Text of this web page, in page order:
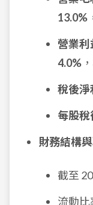
13.0%
營業利
4.0%
稅後淨
每股稅
財務結構
截至
流動比